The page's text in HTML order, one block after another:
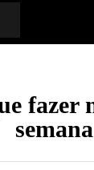
fazer
semana